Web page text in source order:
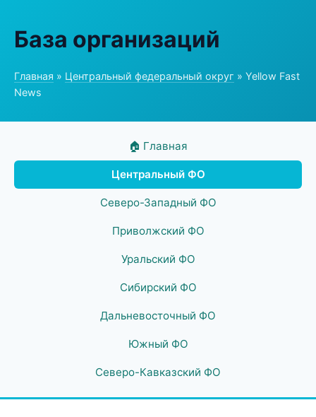
База организаций
Главная » Центральный федеральный округ » Yellow Fast
News
🏠 Главная
Центральный ФО
Северо-Западный ФО
Приволжский ФО
Уральский ФО
Сибирский ФО
Дальневосточный ФО
Южный ФО
Северо-Кавказский ФО